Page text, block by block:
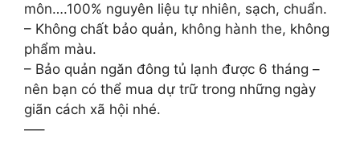
môn….100% nguyên liệu tự nhiên, sạch, chuẩn.
– Không chất bảo quản, không hành the, không
phẩm màu.
– Bảo quản ngăn đông tủ lạnh được 6 tháng –
nên bạn có thể mua dự trữ trong những ngày
giãn cách xã hội nhé.
—–